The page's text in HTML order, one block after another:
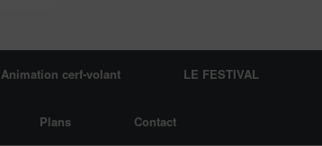
Animation cerf-volant LE FESTIVAL
Plans Contact